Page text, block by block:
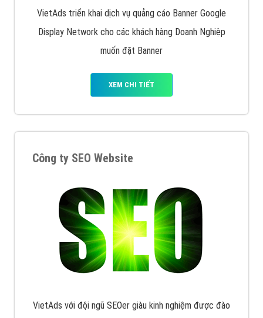
VietAds triển khai dịch vụ quảng cáo Banner Google
Display Network cho các khách hàng Doanh Nghiệp
muốn đặt Banner
XEM CHI TIẾT
Công ty SEO Website
VietAds với đội ngũ SEOer giàu kinh nghiệm được đào